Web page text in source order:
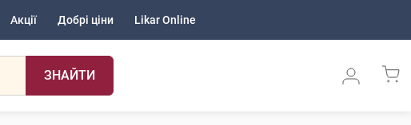
Акції Добрі ціни Likar Online
ЗНАЙТИ